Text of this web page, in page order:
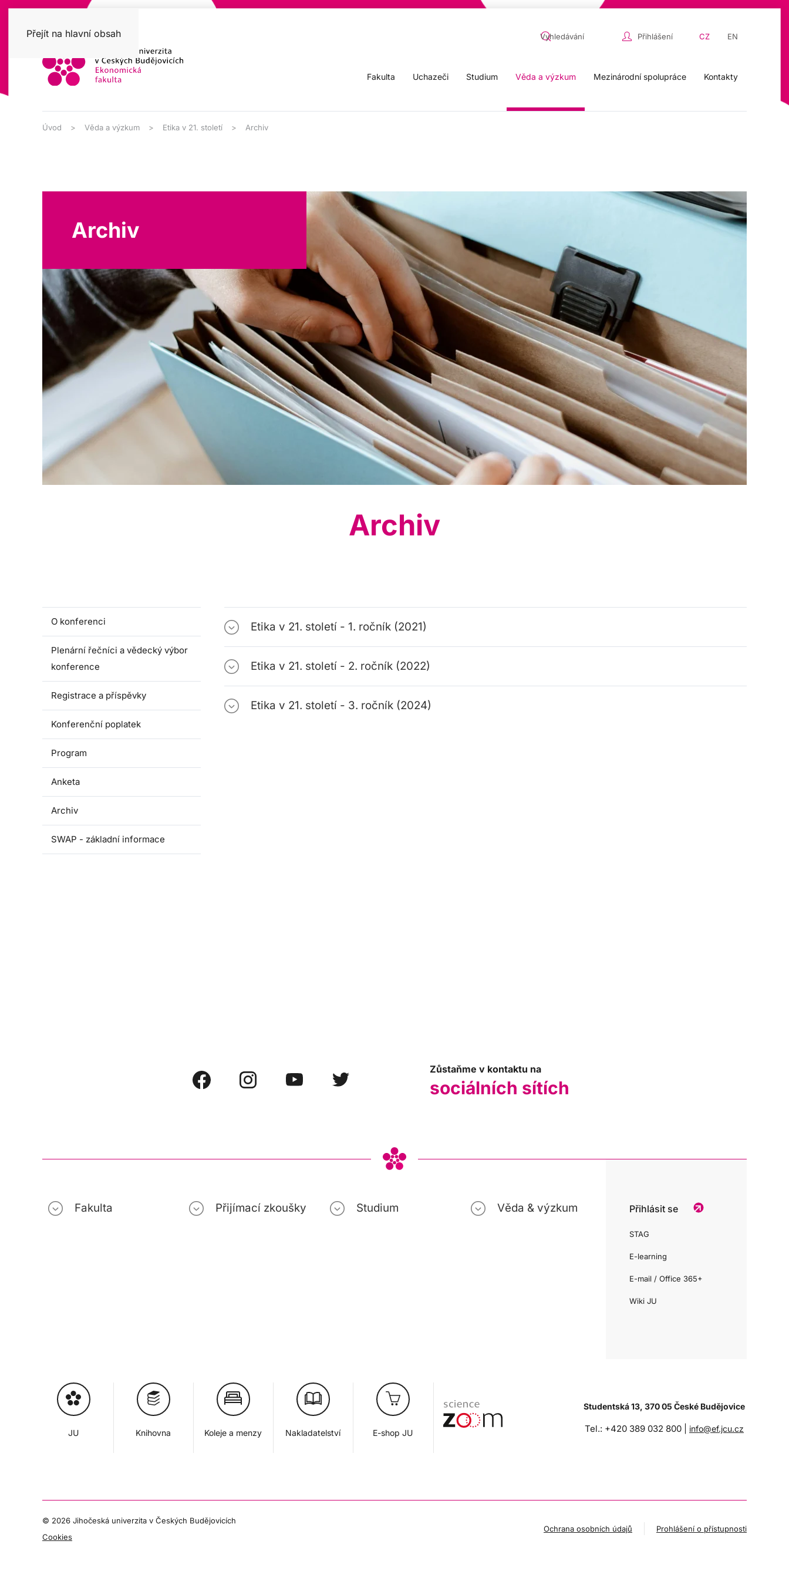
Přejít na hlavní obsah Přihlášení CZ EN
Fakulta Uchazeči Studium Věda a výzkum Mezinárodní spolupráce Kontakty
Úvod Věda a výzkum Etika v 21. století Archiv
Archiv
Archiv
O konferenci
Plenární řečníci a vědecký výbor
konference
Registrace a příspěvky
Konferenční poplatek
Program
Anketa
Archiv
SWAP - základní informace
Etika v 21. století - 1. ročník (2021)
Etika v 21. století - 2. ročník (2022)
Etika v 21. století - 3. ročník (2024)
Zůstaňme v kontaktu na
sociálních sítích
Fakulta Přijímací zkoušky Studium Věda & výzkum Přihlásit se
STAG
E-learning
E-mail / Office 365+
Wiki JU
JU Knihovna Koleje a menzy Nakladatelství E-shop JU
Studentská 13, 370 05 České Budějovice
Tel.: +420 389 032 800 | info@ef.jcu.cz
© 2026 Jihočeská univerzita v Českých Budějovicích
Cookies
Ochrana osobních údajů Prohlášení o přístupnosti